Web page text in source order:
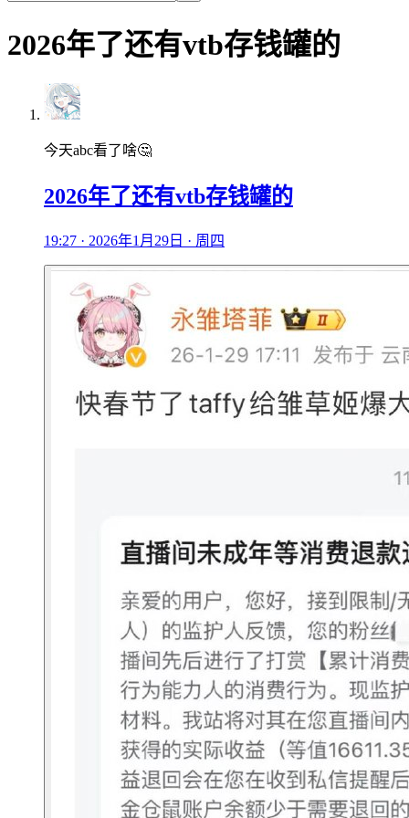
2026年了还有vtb存钱罐的
今天abc看了啥🤔
2026年了还有vtb存钱罐的
19:27 · 2026年1月29日 · 周四